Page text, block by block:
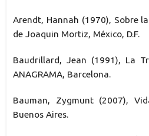
Arendt, Hannah (1970), Sobre
de Joaquin Mortiz, México, D.F.
Baudrillard, Jean (1991), La
ANAGRAMA, Barcelona.
Bauman, Zygmunt (2007),
Buenos Aires.